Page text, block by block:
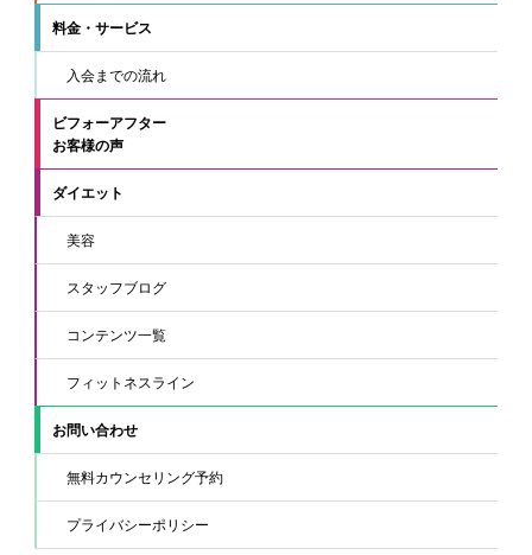
料金・サービス
入会までの流れ
ビフォーアフター
お客様の声
ダイエット
美容
スタッフブログ
コンテンツ一覧
フィットネスライン
お問い合わせ
無料カウンセリング予約
プライバシーポリシー